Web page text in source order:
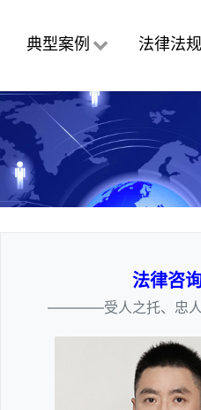
典型案例 法律法规
法律咨
————受人之托、忠